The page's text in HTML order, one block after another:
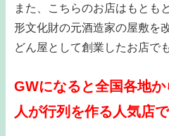
また、こちらのお店はもとも
形文化財の元酒造家の屋敷を
どん屋として創業したお店で
GWになると全国各地
人が行列を作る人気店で